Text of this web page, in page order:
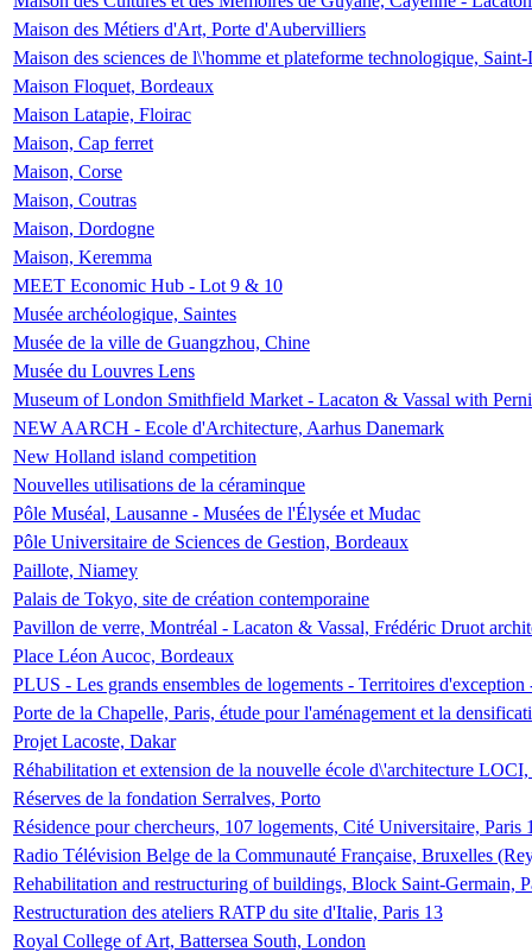
Maison des Métiers d'Art, Porte d'Aubervilliers
Maison des sciences de l\'homme et plateforme technologique,
Maison Floquet, Bordeaux
Maison Latapie, Floirac
Maison, Cap ferret
Maison, Corse
Maison, Coutras
Maison, Dordogne
Maison, Keremma
MEET Economic Hub - Lot 9 & 10
Musée archéologique, Saintes
Musée de la ville de Guangzhou, Chine
Musée du Louvres Lens
Museum of London Smithfield Market - Lacaton & Vassal with
NEW AARCH - Ecole d'Architecture, Aarhus Danemark
New Holland island competition
Nouvelles utilisations de la céraminque
Pôle Muséal, Lausanne - Musées de l'Élysée et Mudac
Pôle Universitaire de Sciences de Gestion, Bordeaux
Paillote, Niamey
Palais de Tokyo, site de création contemporaine
Pavillon de verre, Montréal - Lacaton & Vassal, Frédéric Druot
Place Léon Aucoc, Bordeaux
PLUS - Les grands ensembles de logements - Territoires
Porte de la Chapelle, Paris, étude pour l'aménagement et la
Projet Lacoste, Dakar
Réhabilitation et extension de la nouvelle école d\'architecture
Réserves de la fondation Serralves, Porto
Résidence pour chercheurs, 107 logements, Cité Universitaire, Paris
Radio Télévision Belge de la Communauté Française, Bruxelles
Rehabilitation and restructuring of buildings, Block Saint-Germain,
Restructuration des ateliers RATP du site d'Italie, Paris 13
Royal College of Art, Battersea South, London